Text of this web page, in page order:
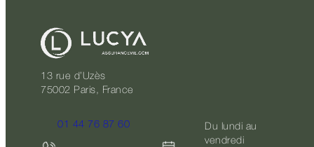
13 rue d’Uzès
75002 Paris, France
01 44 76 87 60
Du lundi au
vendredi